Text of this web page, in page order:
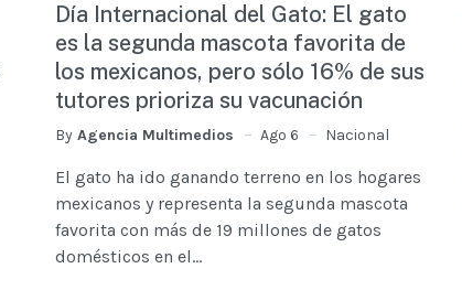
Día Internacional del Gato: El gato
es la segunda mascota favorita de
los mexicanos, pero sólo 16% de sus
tutores prioriza su vacunación
By Agencia Multimedios Ago 6 Nacional
El gato ha ido ganando terreno en los hogares
mexicanos y representa la segunda mascota
favorita con más de 19 millones de gatos
domésticos en el...